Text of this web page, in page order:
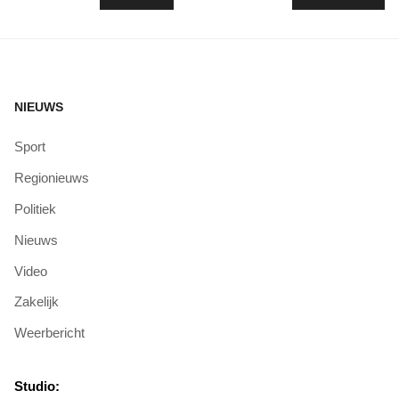
NIEUWS
Sport
Regionieuws
Politiek
Nieuws
Video
Zakelijk
Weerbericht
Studio: